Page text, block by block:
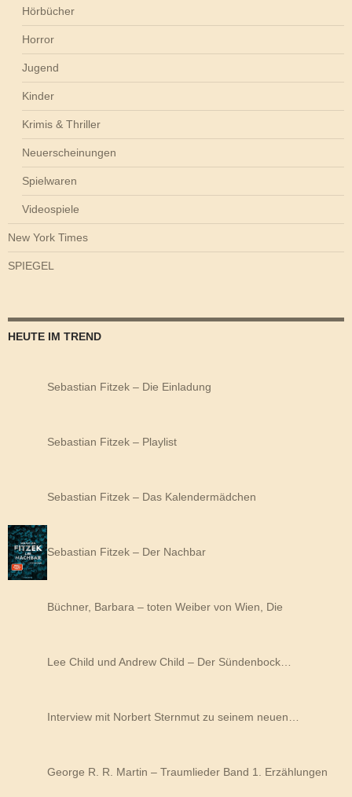
Hörbücher
Horror
Jugend
Kinder
Krimis & Thriller
Neuerscheinungen
Spielwaren
Videospiele
New York Times
SPIEGEL
HEUTE IM TREND
Sebastian Fitzek – Die Einladung
Sebastian Fitzek – Playlist
Sebastian Fitzek – Das Kalendermädchen
Sebastian Fitzek – Der Nachbar
Büchner, Barbara – toten Weiber von Wien, Die
Lee Child und Andrew Child – Der Sündenbock…
Interview mit Norbert Sternmut zu seinem neuen…
George R. R. Martin – Traumlieder Band 1. Erzählungen